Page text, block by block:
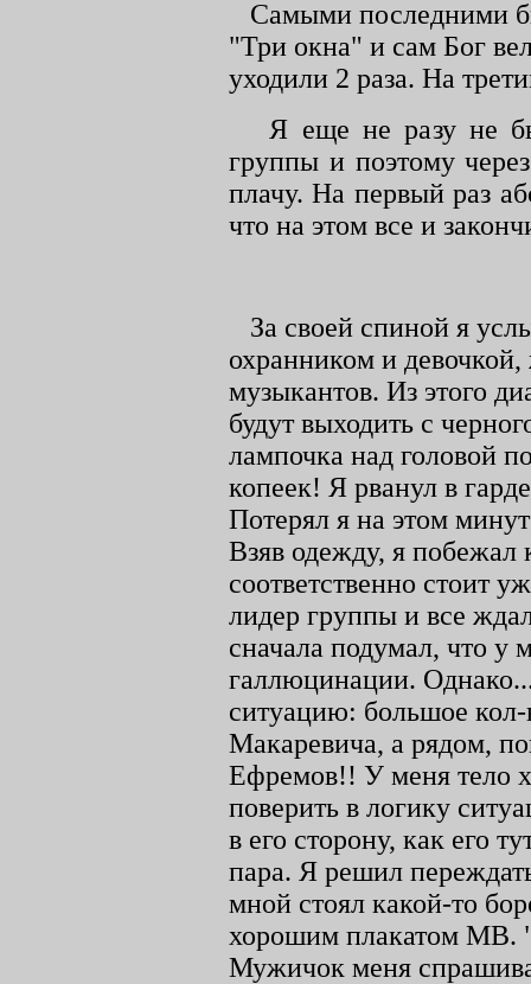
Самыми последними
"Три окна" и сам Бог
уходили 2 раза. На
Я еще не разу не
группы и поэтому
плачу. На первый раз
что на этом все и
За своей спиной я
охранником и
музыкантов. Из этого
будут выходить с
лампочка над головой
копеек! Я рванул в
Потерял я на этом
Взяв одежду, я побежал
соответственно стоит
лидер группы и все
сначала подумал, что у
галлюцинации.
ситуацию: большое кол-
Макаревича, а рядом,
Ефремов!! У меня тело
поверить в логику
в его сторону, как его
пара. Я решил
мной стоял какой-то
хорошим плакатом МВ.
Мужичок меня